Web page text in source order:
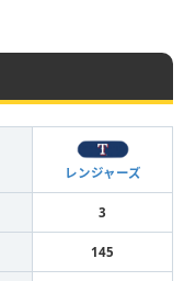
レンジャーズ
3
145